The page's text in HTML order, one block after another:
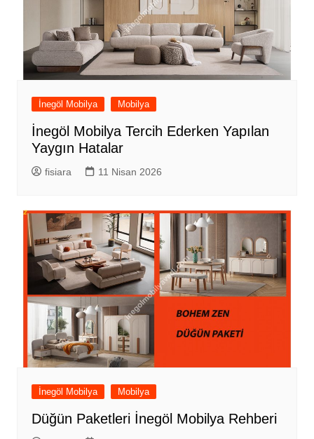
İnegöl Mobilya Mobilya
İnegöl Mobilya Tercih Ederken Yapılan
Yaygın Hatalar
fisiara 11 Nisan 2026
İnegöl Mobilya Mobilya
Düğün Paketleri İnegöl Mobilya Rehberi